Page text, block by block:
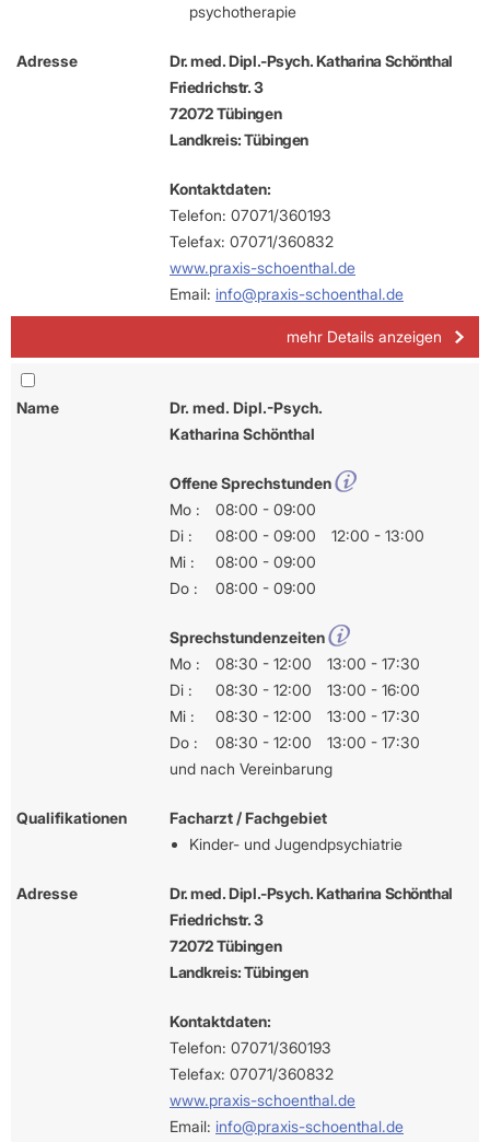
psychotherapie
Adresse
Dr. med. Dipl.-Psych. Katharina Schönthal
Friedrichstr. 3
72072 Tübingen
Landkreis: Tübingen
Kontaktdaten:
Telefon: 07071/360193
Telefax: 07071/360832
www.praxis-schoenthal.de
Email: info@praxis-schoenthal.de
mehr Details anzeigen
Name
Dr. med. Dipl.-Psych.
Katharina Schönthal
Offene Sprechstunden
Mo :
08:00 - 09:00
Di :
08:00 - 09:00
12:00 - 13:00
Mi :
08:00 - 09:00
Do :
08:00 - 09:00
Sprechstundenzeiten
Mo :
08:30 - 12:00
13:00 - 17:30
Di :
08:30 - 12:00
13:00 - 16:00
Mi :
08:30 - 12:00
13:00 - 17:30
Do :
08:30 - 12:00
13:00 - 17:30
und nach Vereinbarung
Qualifikationen
Facharzt / Fachgebiet
Kinder- und Jugendpsychiatrie
Adresse
Dr. med. Dipl.-Psych. Katharina Schönthal
Friedrichstr. 3
72072 Tübingen
Landkreis: Tübingen
Kontaktdaten:
Telefon: 07071/360193
Telefax: 07071/360832
www.praxis-schoenthal.de
Email: info@praxis-schoenthal.de